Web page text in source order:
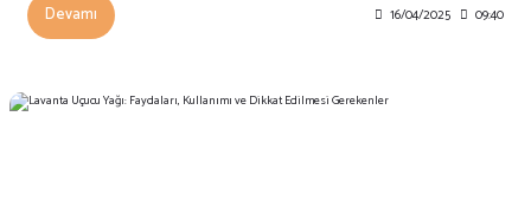
Devamı 16/04/2025 09:40